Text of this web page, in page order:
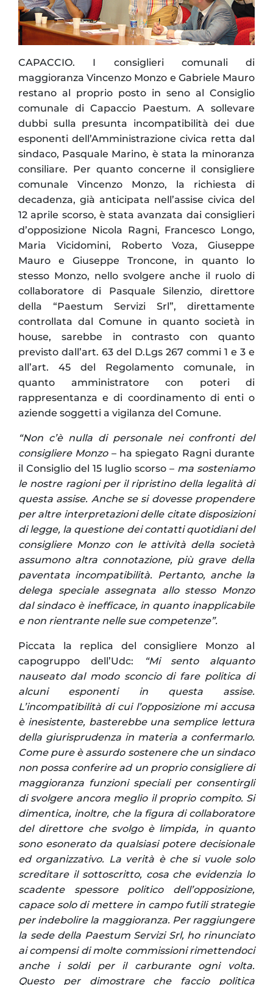
CAPACCIO. I consiglieri comunali di
maggioranza Vincenzo Monzo e Gabriele Mauro
restano al proprio posto in seno al Consiglio
comunale di Capaccio Paestum. A sollevare
dubbi sulla presunta incompatibilità dei due
esponenti dell’Amministrazione civica retta dal
sindaco, Pasquale Marino, è stata la minoranza
consiliare. Per quanto concerne il consigliere
comunale Vincenzo Monzo, la richiesta di
decadenza, già anticipata nell’assise civica del
12 aprile scorso, è stata avanzata dai consiglieri
d’opposizione Nicola Ragni, Francesco Longo,
Maria Vicidomini, Roberto Voza, Giuseppe
Mauro e Giuseppe Troncone, in quanto lo
stesso Monzo, nello svolgere anche il ruolo di
collaboratore di Pasquale Silenzio, direttore
della “Paestum Servizi Srl”, direttamente
controllata dal Comune in quanto società in
house, sarebbe in contrasto con quanto
previsto dall’art. 63 del D.Lgs 267 commi 1 e 3 e
all’art. 45 del Regolamento comunale, in
quanto amministratore con poteri di
rappresentanza e di coordinamento di enti o
aziende soggetti a vigilanza del Comune.
“Non c’è nulla di personale nei confronti del
consigliere Monzo– ha spiegato Ragni durante
il Consiglio del 15 luglio scorso – ma sosteniamo
le nostre ragioni per il ripristino della legalità di
questa assise. Anche se si dovesse propendere
per altre interpretazioni delle citate disposizioni
di legge, la questione dei contatti quotidiani del
consigliere Monzo con le attività della società
assumono altra connotazione, più grave della
paventata incompatibilità. Pertanto, anche la
delega speciale assegnata allo stesso Monzo
dal sindaco è inefficace, in quanto inapplicabile
e non rientrante nelle sue competenze”.
Piccata la replica del consigliere Monzo al
capogruppo dell’Udc:
“Mi sento alquanto
nauseato dal modo sconcio di fare politica di
alcuni esponenti in questa assise.
L’incompatibilità di cui l’opposizione mi accusa
è inesistente, basterebbe una semplice lettura
della giurisprudenza in materia a confermarlo.
Come pure è assurdo sostenere che un sindaco
non possa conferire ad un proprio consigliere di
maggioranza funzioni speciali per consentirgli
di svolgere ancora meglio il proprio compito. Si
dimentica, inoltre, che la figura di collaboratore
del direttore che svolgo è limpida, in quanto
sono esonerato da qualsiasi potere decisionale
ed organizzativo. La verità è che si vuole solo
screditare il sottoscritto, cosa che evidenzia lo
scadente spessore politico dell’opposizione,
capace solo di mettere in campo futili strategie
per indebolire la maggioranza. Per raggiungere
la sede della Paestum Servizi Srl, ho rinunciato
ai compensi di molte commissioni rimettendoci
anche i soldi per il carburante ogni volta.
Questo per dimostrare che faccio politica